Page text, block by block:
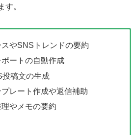
す。
やSNSトレンドの要約
ートの自動作成
投稿文の生成
プレート作成や返信補助
やメモの要約